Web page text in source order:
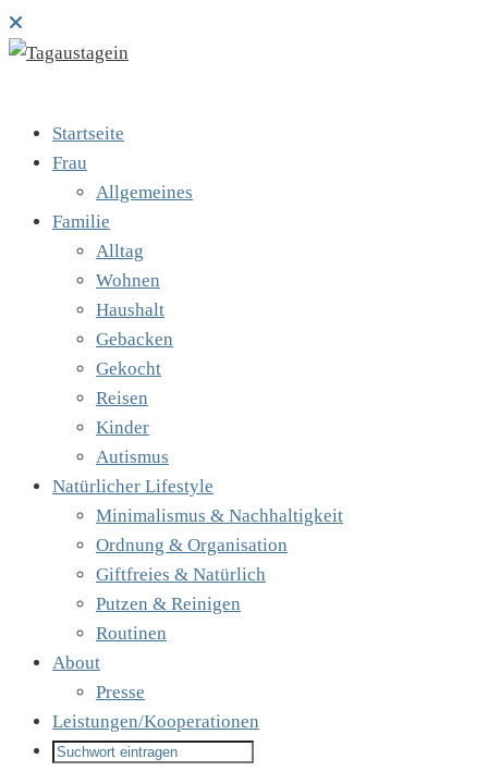
Startseite
Frau
Allgemeines
Familie
Alltag
Wohnen
Haushalt
Gebacken
Gekocht
Reisen
Kinder
Autismus
Natürlicher Lifestyle
Minimalismus & Nachhaltigkeit
Ordnung & Organisation
Giftfreies & Natürlich
Putzen & Reinigen
Routinen
About
Presse
Leistungen/Kooperationen